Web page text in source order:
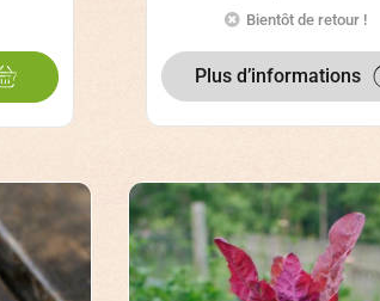
Bientôt de retour !
Plus d’informations